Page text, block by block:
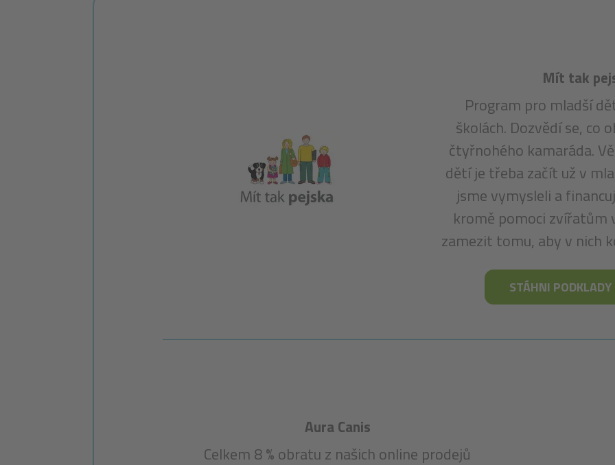
Mít tak
Program pro mladší
školách. Dozvědí se, co
čtyřnohého kamaráda.
dětí je třeba začít už v
jsme vymysleli a
kromě pomoci zvířatům
zamezit tomu, aby v nich
STÁHNI
Aura Canis
Celkem 8 % obratu z našich online prodejů